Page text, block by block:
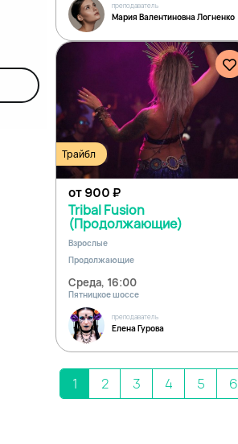
преподаватель
Мария Валентиновна Логненко
Трайбл
от 900₽
Tribal Fusion
(Продолжающие)
Взрослые
Продолжающие
Среда, 16:00
Пятницкое шоссе
преподаватель
Елена Гурова
1 2 3 4 5 6